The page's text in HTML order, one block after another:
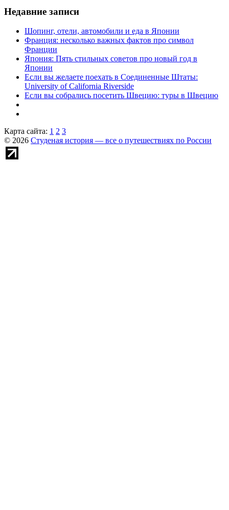
Недавние записи
Шопинг, отели, автомобили и еда в Японии
Франция: несколько важных фактов про символ
Франции
Япония: Пять стильных советов про новый год в
Японии
Если вы желаете поехать в Соединенные Штаты:
University of California Riverside
Если вы собрались посетить Швецию: туры в Швецию
Карта сайта: 1 2 3
© 2026 Студеная история — все о путешествиях по России